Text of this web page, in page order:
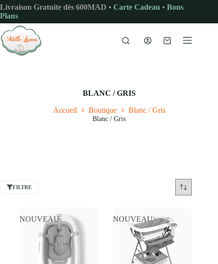
Passer
au
contenu
Livraison Gratuite dès 600MAD • Carte Cadeau • Bons
Plans
Panier
BLANC / GRIS
Accueil Boutique Blanc / Gris
Blanc / Gris
FILTRE
NOUVEAU NOUVEAU